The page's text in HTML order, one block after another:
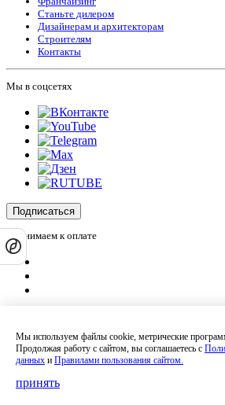
Станьте дилером
Дизайнерам и архитекторам
Строителям
Контакты
Мы в соцсетях
Подписаться
Принимаем к оплате
своих персональных данных в соответствии с
конфиденциальности .
Сайт не является публичной офертой и носит
Политика обработки персональных данных
персональных данных
Мы используем файлы cookie, метрические
Продолжая работу с сайтом, вы соглашаетесь с
данных и Правилами пользования сайтом.
принять